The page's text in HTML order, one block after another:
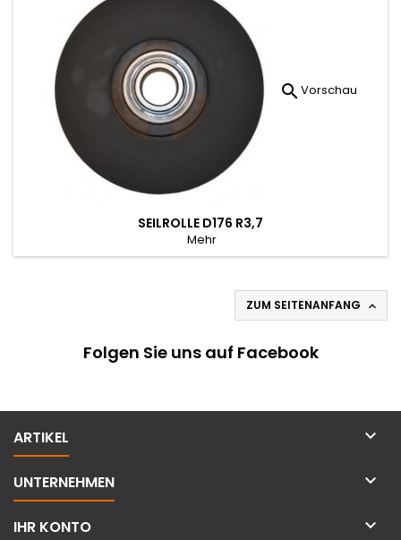
 Vorschau
SEILROLLE D176 R3,7
Mehr
ZUM SEITENANFANG 
Folgen Sie uns auf Facebook
ARTIKEL 
UNTERNEHMEN 
IHR KONTO 